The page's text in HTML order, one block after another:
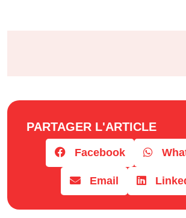
PARTAGER L'ARTICLE
Facebook
Email